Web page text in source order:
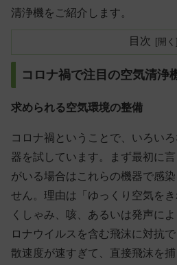
清浄機をご紹介します。
目次
コロナ禍で注目の空気清浄
求められる空気環境の整備
コロナ禍ということで、いろい
器を試しています。まず最初に
がいる場合はこれらの機器で感
せん。理由は「ゆっくり空気をき
くしゃみ、咳、あるいは発声に
ロナウイルスを含む飛沫に対抗
散速度が速すぎて、直接飛沫を